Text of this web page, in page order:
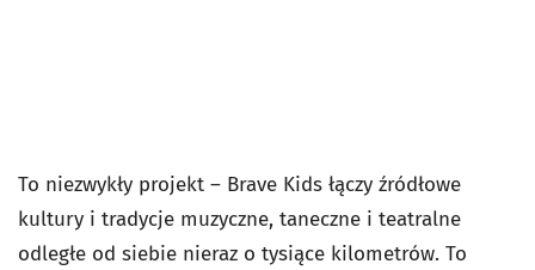
To niezwykły projekt – Brave Kids łączy źródłowe
kultury i tradycje muzyczne, taneczne i teatralne
odległe od siebie nieraz o tysiące kilometrów. To